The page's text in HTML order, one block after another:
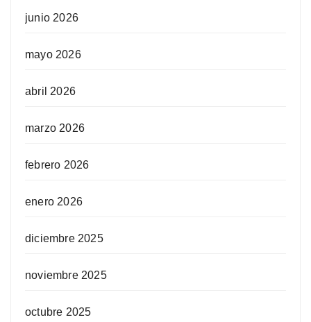
junio 2026
mayo 2026
abril 2026
marzo 2026
febrero 2026
enero 2026
diciembre 2025
noviembre 2025
octubre 2025